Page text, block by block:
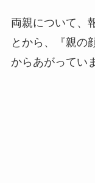
両親について、
とから、『親の
からあがってい